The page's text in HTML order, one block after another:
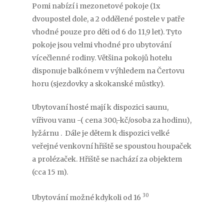
Pomi nabízí i mezonetové pokoje (1x
dvoupostel dole, a 2 oddělené postele v patře
vhodné pouze pro děti od 6 do 11,9 let). Tyto
pokoje jsou velmi vhodné pro ubytování
vícečlenné rodiny. Většina pokojů hotelu
disponuje balkónem v výhledem na Čertovu
horu (sjezdovky a skokanské můstky).
Ubytovaní hosté mají k dispozici saunu,
vířivou vanu -( cena 300,-kč/osoba za hodinu),
lyžárnu . Dále je dětem k dispozici velké
veřejné venkovní hřiště se spoustou houpaček
a prolézaček. Hřiště se nachází za objektem
(cca 15 m).
Ubytování možné kdykoli od 16 30